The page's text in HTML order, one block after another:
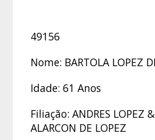
49156
Nome: BARTOLA LOPEZ
Idade: 61 Anos
Filiação: ANDRES LOPEZ
ALARCON DE LOPEZ